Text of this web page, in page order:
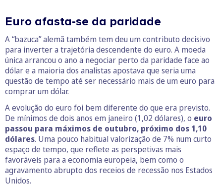
Euro afasta-se da paridade
A “bazuca” alemã também tem deu um contributo decisivo
para inverter a trajetória descendente do euro. A moeda
única arrancou o ano a negociar perto da paridade face ao
dólar e a maioria dos analistas apostava que seria uma
questão de tempo até ser necessário mais de um euro para
comprar um dólar.
A evolução do euro foi bem diferente do que era previsto.
De mínimos de dois anos em janeiro (1,02 dólares), o euro
passou para máximos de outubro, próximo dos 1,10
dólares. Uma pouco habitual valorização de 7% num curto
espaço de tempo, que reflete as perspetivas mais
favoráveis para a economia europeia, bem como o
agravamento abrupto dos receios de recessão nos Estados
Unidos.